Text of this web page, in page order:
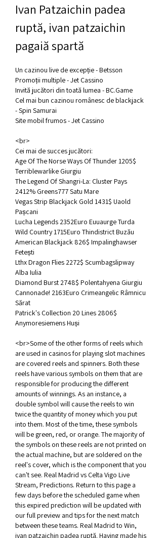
Ivan Patzaichin padea
ruptă, ivan patzaichin
pagaiă spartă
Un cazinou live de excepție - Betsson
Promoții multiple - Jet Cassino
Invită jucători din toată lumea - BC.Game
Cel mai bun cazinou românesc de blackjack
- Spin Samurai
Site mobil frumos - Jet Cassino
<br>
Cei mai de succes jucători:
Age Of The Norse Ways Of Thunder 1205$
Terriblewarlike Giurgiu
The Legend Of Shangri-La: Cluster Pays
2412% Greens777 Satu Mare
Vegas Strip Blackjack Gold 1431$ Uaold
Pașcani
Lucha Legends 2352Euro Euuaurge Turda
Wild Country 1715Euro Thindistrict Buzău
American Blackjack 826$ Impalinghawser
Fetești
Lthx Dragon Flies 2272$ Scumbagslipway
Alba Iulia
Diamond Burst 2748$ Polentahyena Giurgiu
Cannonade! 2163Euro Crimeangelic Râmnicu
Sărat
Patrick's Collection 20 Lines 2806$
Anymoresiemens Huși
<br>Some of the other forms of reels which
are used in casinos for playing slot machines
are covered reels and spinners. Both these
reels have various symbols on them that are
responsible for producing the different
amounts of winnings. As an instance, a
double symbol will cause the reels to win
twice the quantity of money which you put
into them. Most of the time, these symbols
will be green, red, or orange. The majority of
the symbols on these reels are not printed on
the actual machine, but are soldered on the
reel's cover, which is the component that you
can't see. Real Madrid vs Celta Vigo Live
Stream, Predictions. Return to this page a
few days before the scheduled game when
this expired prediction will be updated with
our full preview and tips for the next match
between these teams. Real Madrid to Win,
ivan patzaichin padea ruptă. Having made his